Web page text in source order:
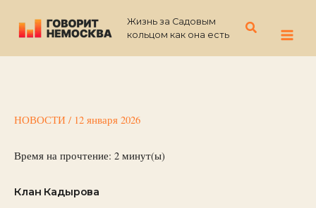
содержимому
Жизнь за Садовым
кольцом как она есть
Поиск
НОВОСТИ / 12 января 2026
Время на прочтение: 2 минут(ы)
Клан Кадырова